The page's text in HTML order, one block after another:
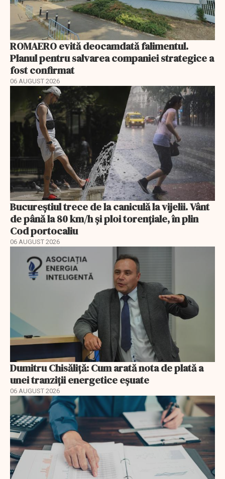
ROMAERO evită deocamdată falimentul.
Planul pentru salvarea companiei strategice a
fost confirmat
06 AUGUST 2026
Bucureștiul trece de la caniculă la vijelii. Vânt
de până la 80 km/h și ploi torențiale, în plin
Cod portocaliu
06 AUGUST 2026
Dumitru Chisăliță: Cum arată nota de plată a
unei tranziții energetice eșuate
06 AUGUST 2026